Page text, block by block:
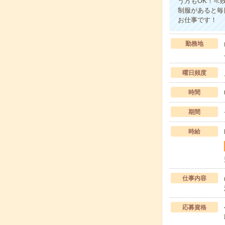
制服があると
お仕事です！
勤務地
曜日頻度
時間
期間
時給
仕事内容
応募資格